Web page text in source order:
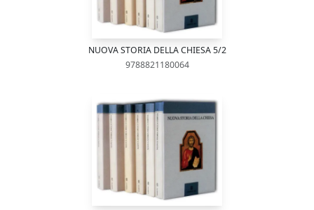
NUOVA STORIA DELLA CHIESA 5/2
9788821180064